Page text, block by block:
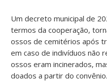
Um decreto municipal de
termos da cooperação,
ossos de cemitérios após
em caso de indivíduos não
ossos eram incinerados,
doados a partir do